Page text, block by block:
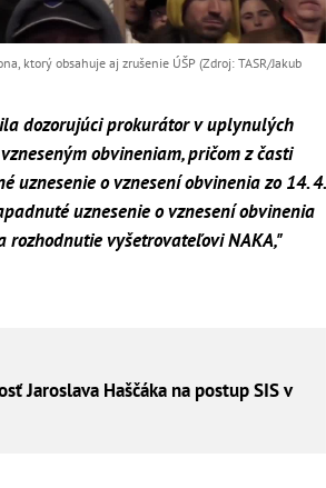
ktorý obsahuje aj zrušenie ÚŠP (Zdroj: TASR/Jakub
dozorujúci prokurátor v uplynulých
obvineniam, pričom z časti
uznesenie o vznesení obvinenia zo 14. 4.
uznesenie o vznesení obvinenia
rozhodnutie vyšetrovateľovi NAKA,"
Jaroslava Haščáka na postup SIS v